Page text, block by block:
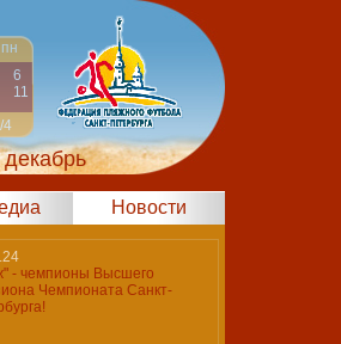
6
11
4
Новости
- чемпионы Высшего
Чемпионата Санкт-